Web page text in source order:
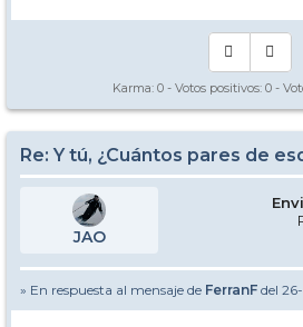
Karma: 0 - Votos positivos: 0 -
Re: Y tú, ¿Cuántos pares de
JAO
» En respuesta al mensaje de FerranF del